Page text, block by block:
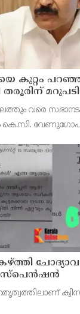
കുറ്റം
വരെ
കെ.സി.